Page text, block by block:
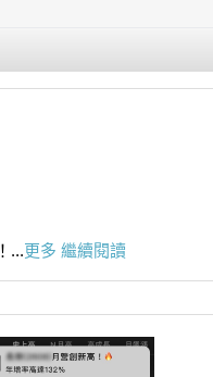
...更多 繼續閱讀